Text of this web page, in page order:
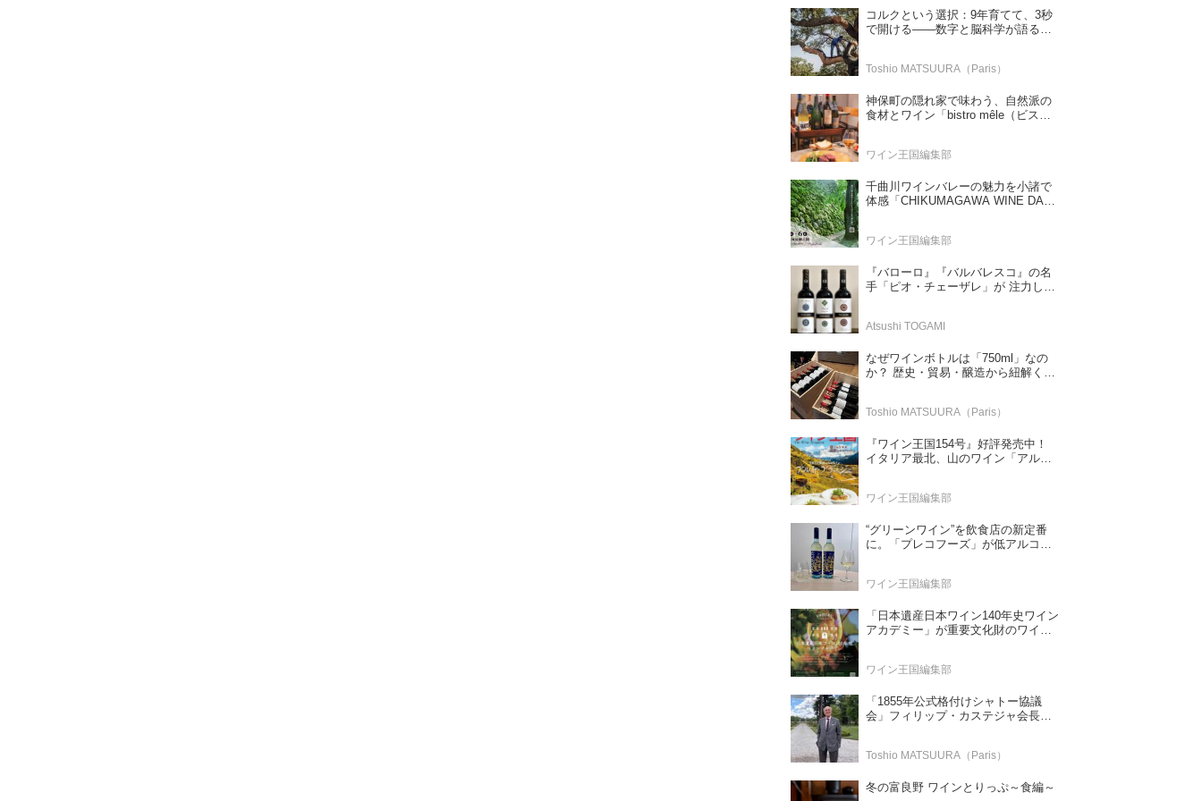
コルクという選択：9年育てて、3秒
で開ける——数字と脳科学が語る栓
Toshio MATSUURA（Paris）
神保町の隠れ家で味わう、自然派の
食材とワイン「bistro mêle（ビスト
ワイン王国編集部
千曲川ワインバレーの魅力を小諸で
体感「CHIKUMAGAWA WINE DAYS
ワイン王国編集部
『バローロ』『バルバレスコ』の名
手「ピオ・チェーザレ」が 注力し
Atsushi TOGAMI
なぜワインボトルは「750ml」なの
か？ 歴史・貿易・醸造から紐解く4
Toshio MATSUURA（Paris）
『ワイン王国154号』好評発売中！
イタリア最北、山のワイン「アル
特集「この夏の主役！ ナチュラルな
ワイン王国編集部
“グリーンワイン”を飲食店の新定番
に。「プレコフーズ」が低アルコー
ワイン王国編集部
「日本遺産日本ワイン140年史ワイン
アカデミー」が重要文化財のワイナ
ワイン王国編集部
「1855年公式格付けシャトー協議
会」フィリップ・カステジャ会長イ
Toshio MATSUURA（Paris）
冬の富良野 ワインとりっぷ～食編～